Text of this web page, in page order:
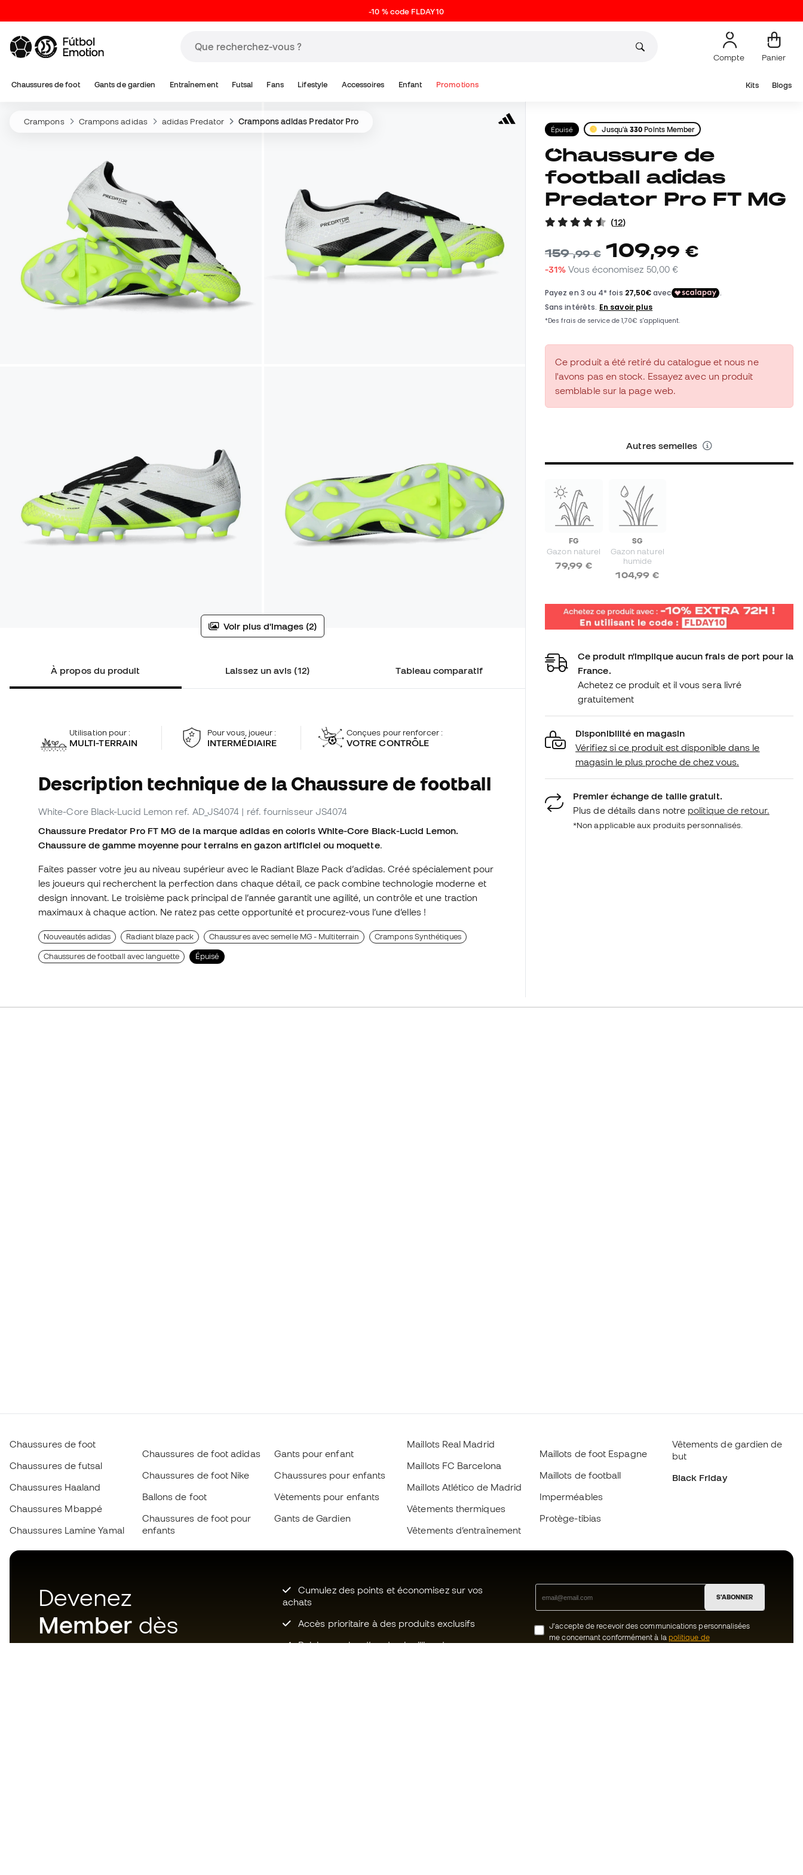
-10 % code FLDAY10
Compte Panier
Chaussures de foot Gants de gardien Entraînement Futsal Fans Lifestyle Accessoires Enfant Promotions Kits Blogs
Crampons Crampons adidas adidas Predator Crampons adidas Predator Pro
Voir plus d'images (2)
À propos du produit Laissez un avis (12) Tableau comparatif
Utilisation pour :
MULTI-TERRAIN
Pour vous, joueur :
INTERMÉDIAIRE
Conçues pour renforcer :
VOTRE CONTRÔLE
Description technique de la Chaussure de football
White-Core Black-Lucid Lemon ref. AD_JS4074 | réf. fournisseur JS4074
Chaussure Predator Pro FT MG de la marque adidas en coloris White-Core Black-Lucid Lemon.
Chaussure de gamme moyenne pour terrains en gazon artificiel ou moquette.
Faites passer votre jeu au niveau supérieur avec le Radiant Blaze Pack d’adidas. Créé spécialement pour
les joueurs qui recherchent la perfection dans chaque détail, ce pack combine technologie moderne et
design innovant. Le troisième pack principal de l’année garantit une agilité, un contrôle et une traction
maximaux à chaque action. Ne ratez pas cette opportunité et procurez-vous l’une d’elles !
Nouveautés adidas Radiant blaze pack Chaussures avec semelle MG - Multiterrain Crampons Synthétiques
Chaussures de football avec languette Épuisé
Épuisé Jusqu'à330 Points Member
Chaussure de
football adidas
Predator Pro FT MG
(12)
159,99 € 109,99 €
-31% Vous économisez 50,00 €
Ce produit a été retiré du catalogue et nous ne
l'avons pas en stock. Essayez avec un produit
semblable sur la page web.
Autres semelles
FG
Gazon naturel
79,99 €
SG
Gazon naturel
humide
104,99 €
Ce produit n'implique aucun frais de port pour la
France.
Achetez ce produit et il vous sera livré
gratuitement
Disponibilité en magasin
Vérifiez si ce produit est disponible dans le
magasin le plus proche de chez vous.
Premier échange de taille gratuit.
Plus de détails dans notre politique de retour.
*Non applicable aux produits personnalisés.
Chaussures de foot
Chaussures de futsal
Chaussures Haaland
Chaussures Mbappé
Chaussures Lamine Yamal
Chaussures de foot adidas
Chaussures de foot Nike
Ballons de foot
Chaussures de foot pour
enfants
Gants pour enfant
Chaussures pour enfants
Vètements pour enfants
Gants de Gardien
Maillots Real Madrid
Maillots FC Barcelona
Maillots Atlético de Madrid
Vêtements thermiques
Vêtements d’entraînement
Maillots de foot Espagne
Maillots de football
Imperméables
Protège-tibias
Vêtements de gardien de
but
Black Friday
Devenez
Member dès
maintenant
Cumulez des points et économisez sur vos
achats
Accès prioritaire à des produits exclusifs
Rejoignez plus d’un demi-million de
S'ABONNER
J’accepte de recevoir des communications personnalisées
me concernant conformément à la politique de